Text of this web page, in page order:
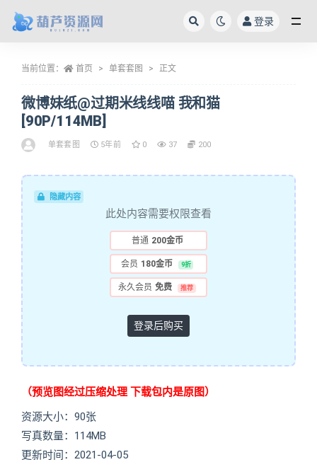
登录
当前位置： 首页 单套套图 正文
微博妹纸@过期米线线喵 我和猫
[90P/114MB]
单套套图 5年前 0 37 200
隐藏内容
此处内容需要权限查看
普通 200金币
会员 180金币 9折
永久会员 免费 推荐
登录后购买
（预览图经过压缩处理 下载包内是原图）
资源大小：90张
写真数量：114MB
更新时间：2021-04-05